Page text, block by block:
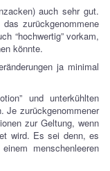
auch sehr gut.
zurückgenommene
“hochwertig” vorkam,
könnte.
ja minimal
und unterkühlten
Je zurückgenommener
zur Geltung, wenn
wird. Es sei denn, es
menschenleeren